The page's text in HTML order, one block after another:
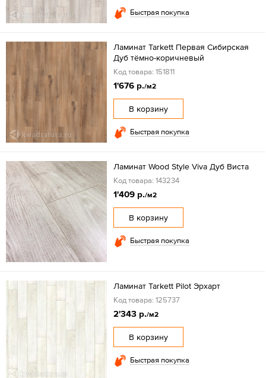
Быстрая покупка
Ламинат Tarkett Первая Сибирская
Дуб тёмно-коричневый
Код товара: 151811
1'676 р./м2
В корзину
Быстрая покупка
Ламинат Wood Style Viva Дуб Виста
Код товара: 143234
1'409 р./м2
В корзину
Быстрая покупка
Ламинат Tarkett Pilot Эрхарт
Код товара: 125737
2'343 р./м2
В корзину
Быстрая покупка